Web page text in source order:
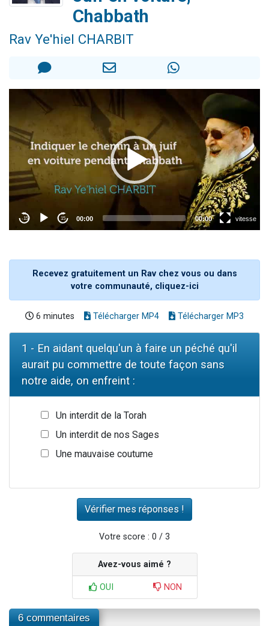
Il reste 49 places pour étudier en groupe sur Zoom
Eva vient de donner son Maasser
Chabbath
Rav Ye'hiel CHARBIT
Recevez gratuitement un Rav chez vous ou dans
votre communauté, cliquez-ici
6 minutes Télécharger MP4 Télécharger MP3
1 - En aidant quelqu'un à faire un péché qu'il
aurait pu commettre de toute façon sans
notre aide, on enfreint :
Un interdit de la Torah
Un interdit de nos Sages
Une mauvaise coutume
Votre score : 0 / 3
Avez-vous aimé ?
OUI NON
6 commentaires